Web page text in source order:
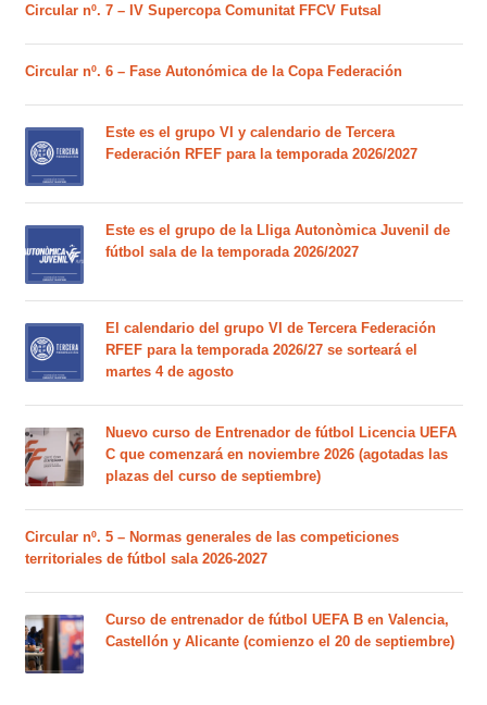
Circular nº. 7 – IV Supercopa Comunitat FFCV Futsal
Circular nº. 6 – Fase Autonómica de la Copa Federación
Este es el grupo VI y calendario de Tercera
Federación RFEF para la temporada 2026/2027
Este es el grupo de la Lliga Autonòmica Juvenil de
fútbol sala de la temporada 2026/2027
El calendario del grupo VI de Tercera Federación
RFEF para la temporada 2026/27 se sorteará el
martes 4 de agosto
Nuevo curso de Entrenador de fútbol Licencia UEFA
C que comenzará en noviembre 2026 (agotadas las
plazas del curso de septiembre)
Circular nº. 5 – Normas generales de las competiciones
territoriales de fútbol sala 2026-2027
Curso de entrenador de fútbol UEFA B en Valencia,
Castellón y Alicante (comienzo el 20 de septiembre)